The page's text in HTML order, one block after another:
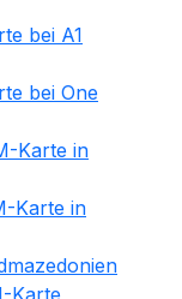
bei A1
bei One
Karte in
Karte in
Karte